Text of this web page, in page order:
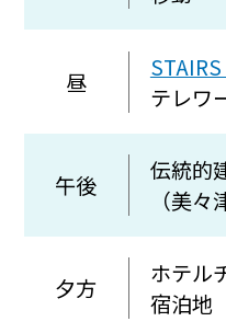
昼
テレワ
午後
伝統的
（美々
夕方
ホテル
宿泊地